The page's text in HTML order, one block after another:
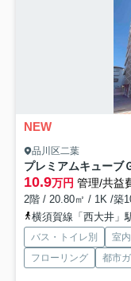
NEW
品川区二葉
10.9万円 管理/共益
2階 / 20.80㎡ / 1K /築
横須賀線「西大井」
バス・トイレ別 室
フローリング
都市